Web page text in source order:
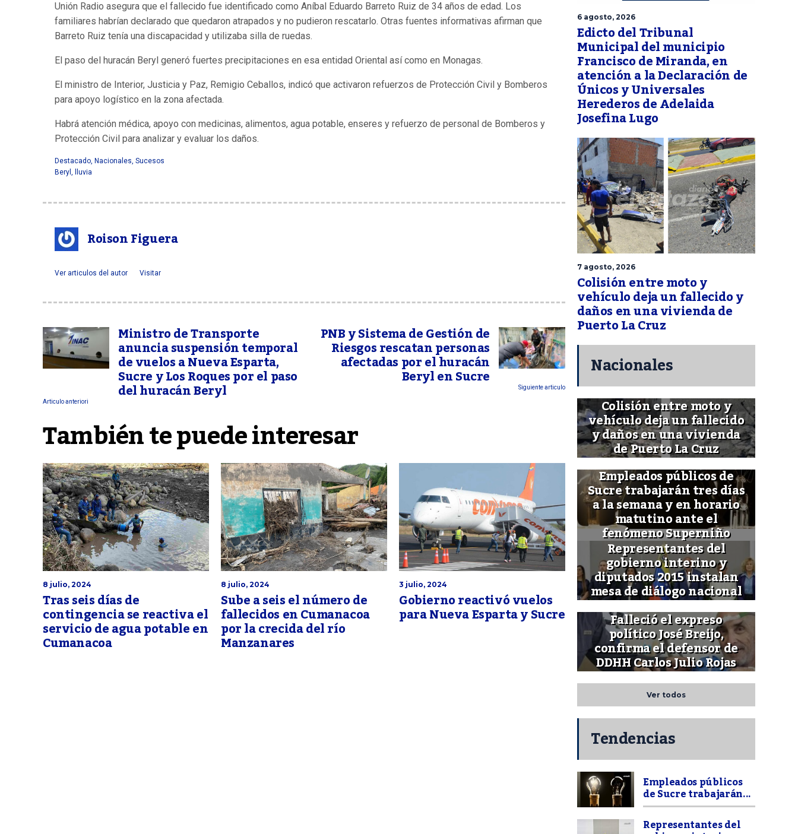
Unión Radio asegura que el fallecido fue identificado como Aníbal Eduardo Barreto Ruiz de 34 años de edad. Los
familiares habrían declarado que quedaron atrapados y no pudieron rescatarlo. Otras fuentes informativas afirman que
Barreto Ruiz tenía una discapacidad y utilizaba silla de ruedas.
El paso del huracán Beryl generó fuertes precipitaciones en esa entidad Oriental así como en Monagas.
El ministro de Interior, Justicia y Paz, Remigio Ceballos, indicó que activaron refuerzos de Protección Civil y Bomberos
para apoyo logístico en la zona afectada.
Habrá atención médica, apoyo con medicinas, alimentos, agua potable, enseres y refuerzo de personal de Bomberos y
Protección Civil para analizar y evaluar los daños.
Destacado, Nacionales, Sucesos
Beryl , lluvia
Roison Figuera
Ver articulos del autor Visitar
Ministro de Transporte
anuncia suspensión temporal
de vuelos a Nueva Esparta,
Sucre y Los Roques por el paso
del huracán Beryl
Articulo anteriori
PNB y Sistema de Gestión de
Riesgos rescatan personas
afectadas por el huracán
Beryl en Sucre Siguiente articulo
También te puede interesar
8 julio, 2024
Tras seis días de
contingencia se reactiva el
servicio de agua potable en
Cumanacoa
8 julio, 2024
Sube a seis el número de
fallecidos en Cumanacoa
por la crecida del río
Manzanares
3 julio, 2024
Gobierno reactivó vuelos
para Nueva Esparta y Sucre
6 agosto, 2026
Edicto del Tribunal
Municipal del municipio
Francisco de Miranda, en
atención a la Declaración de
Únicos y Universales
Herederos de Adelaida
Josefina Lugo
7 agosto, 2026
Colisión entre moto y
vehículo deja un fallecido y
daños en una vivienda de
Puerto La Cruz
Nacionales
Colisión entre moto y
vehículo deja un fallecido
y daños en una vivienda
de Puerto La Cruz
Empleados públicos de
Sucre trabajarán tres días
a la semana y en horario
matutino ante el
fenómeno Superniño
Representantes del
gobierno interino y
diputados 2015 instalan
mesa de diálogo nacional
Falleció el expreso
político José Breijo,
confirma el defensor de
DDHH Carlos Julio Rojas
Ver todos
Tendencias
Empleados públicos
de Sucre trabajarán...
Representantes del